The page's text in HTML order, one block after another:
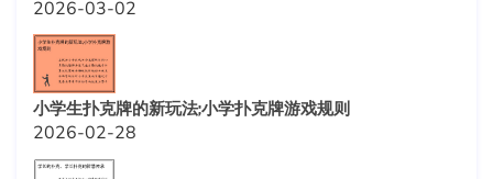
2026-03-02
小学生扑克牌的新玩法;小学扑克牌游戏规则
2026-02-28